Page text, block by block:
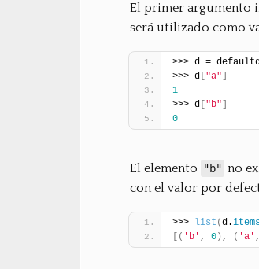
El primer argumento
será utilizado como
>>> d =
>>> d "a"
1
>>> d "b"
0
El elemento "b" no
con el valor por
>>> list (d.
( 'b' , 0 ) , ( 'a'